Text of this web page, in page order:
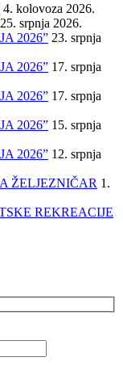
4. kolovoza 2026.
25. srpnja 2026.
2026” 23. srpnja
2026” 17. srpnja
2026” 17. srpnja
2026” 15. srpnja
2026” 12. srpnja
ŽELJEZNIČAR 1.
REKREACIJE